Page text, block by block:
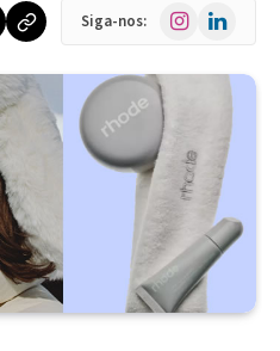
Siga-nos: InstagramLinkedIn